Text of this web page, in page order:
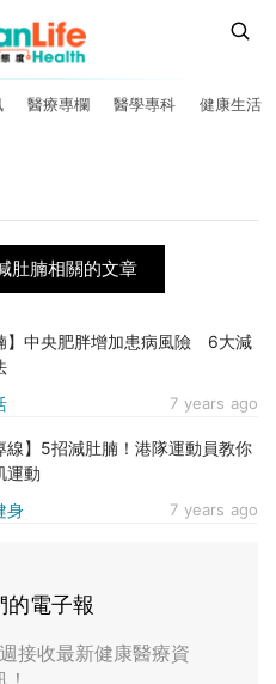
醫療專欄 醫學專科 健康生活
肚腩相關的文章
7 years ago
】中央肥胖增加患病風險 6大減
身 7 years ago
線】5招減肚腩！港隊運動員教你
運動
的電子報
接收最新健康醫療資